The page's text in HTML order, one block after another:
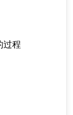
过程